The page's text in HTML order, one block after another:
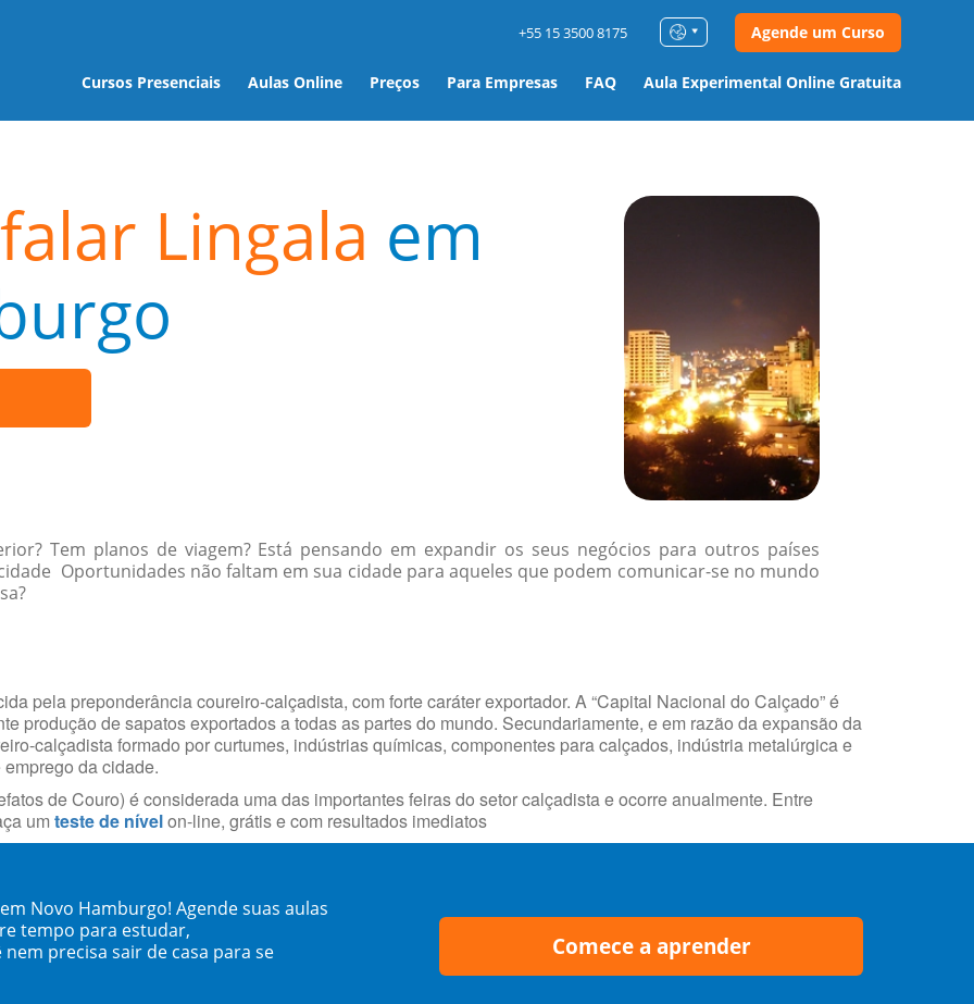
Cursos Presenciais Aulas Online Preços Para Empresas FAQ Aula Experimental Online Gratuita
+55 15 3500 8175 Agende um Curso
Lingala em
Tem planos de viagem? Está pensando em expandir os seus negócios para outros países
Oportunidades não faltam em sua cidade para aqueles que podem comunicar-se no mundo
pela preponderância coureiro-calçadista, com forte caráter exportador. A “Capital Nacional do Calçado” é
produção de sapatos exportados a todas as partes do mundo. Secundariamente, e em razão da expansão da
calçadista formado por curtumes, indústrias químicas, componentes para calçados, indústria metalúrgica e
da cidade.
de Couro) é considerada uma das importantes feiras do setor calçadista e ocorre anualmente. Entre
um teste de nívelon-line, grátis e com resultados imediatos
Novo Hamburgo! Agende suas aulas
tempo para estudar,
precisa sair de casa para se
Comece a aprender